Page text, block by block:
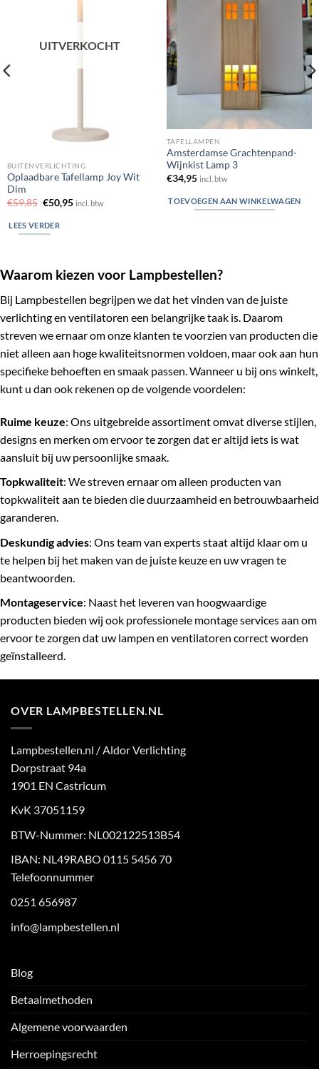
UITVERKOCHT
BUITENVERLICHTING
Oplaadbare Tafellamp Joy Wit
Dim
€59,85 Oorspronkelijke
prijs
was:
€59,85.
€50,95Huidige
incl. btw
LEES VERDER
TAFELLAMPEN
Amsterdamse Grachtenpand-
Wijnkist Lamp 3
€34,95 incl. btw
TOEVOEGEN AAN WINKELWAGEN
Waarom kiezen voor Lampbestellen?
Bij Lampbestellen begrijpen we dat het vinden van de juiste
verlichting en ventilatoren een belangrijke taak is. Daarom
streven we ernaar om onze klanten te voorzien van producten die
niet alleen aan hoge kwaliteitsnormen voldoen, maar ook aan hun
specifieke behoeften en smaak passen. Wanneer u bij ons winkelt,
kunt u dan ook rekenen op de volgende voordelen:
Ruime keuze: Ons uitgebreide assortiment omvat diverse stijlen,
designs en merken om ervoor te zorgen dat er altijd iets is wat
aansluit bij uw persoonlijke smaak.
Topkwaliteit: We streven ernaar om alleen producten van
topkwaliteit aan te bieden die duurzaamheid en betrouwbaarheid
garanderen.
Deskundig advies: Ons team van experts staat altijd klaar om u
te helpen bij het maken van de juiste keuze en uw vragen te
beantwoorden.
Montageservice: Naast het leveren van hoogwaardige
producten bieden wij ook professionele montage services aan om
ervoor te zorgen dat uw lampen en ventilatoren correct worden
geïnstalleerd.
OVER LAMPBESTELLEN.NL
Lampbestellen.nl / Aldor Verlichting
Dorpstraat 94a
1901 EN Castricum
KvK 37051159
BTW-Nummer: NL002122513B54
IBAN: NL49RABO 0115 5456 70
Telefoonnummer
0251 656987
info@lampbestellen.nl
Blog
Betaalmethoden
Algemene voorwaarden
Herroepingsrecht